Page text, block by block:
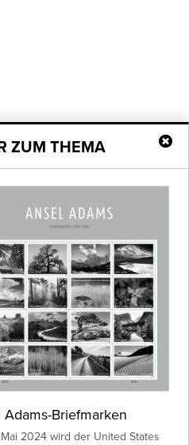
ZUM THEMA
Adams-Briefmarken
Mai 2024 wird der United States
GmbH